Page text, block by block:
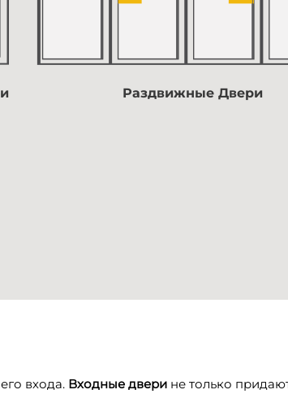
Раздвижные Двери
входа. Входные двери не только